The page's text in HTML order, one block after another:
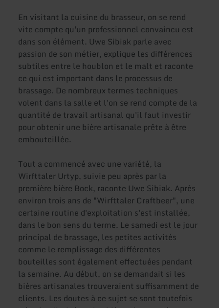
En visitant la cuisine du brasseur, on se rend
vite compte qu'un professionnel convaincu est
dans son élément. Uwe Sibiak parle avec
passion de son métier, explique les différences
subtiles entre le houblon et le malt et raconte
ce qui est important dans le processus de
brassage. De nombreux termes techniques
volent dans la salle et l'on se rend compte de la
quantité de travail artisanal qu'il faut investir
pour obtenir une bière artisanale prête à être
embouteillée.
Tout a commencé avec une variété, la
Wirfttaler Urtyp, suivie peu après par la
première bière Bock, raconte Uwe Sibiak. Après
environ trois ans de "Wirfttaler Craftbeer", une
certaine routine d'exploitation s'est installée,
dans le bon sens du terme. Le samedi est le jour
principal de brassage, les petites activités
comme le remplissage des différentes
bouteilles sont également effectuées pendant
la semaine. Au début, on se demandait si les
bières artisanales trouveraient suffisamment de
clients. Les doutes à ce sujet se sont toutefois